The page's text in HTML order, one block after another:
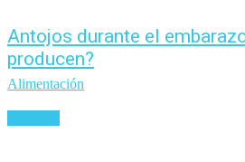
Antojos durante el
producen?
Alimentación